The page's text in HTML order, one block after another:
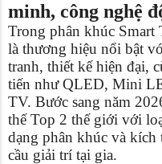
minh, công nghệ
Trong phân khúc
là thương hiệu nổi bật
tranh, thiết kế hiện đại,
tiến như QLED, Mini
TV. Bước sang năm
thế Top 2 thế giới với
dạng phân khúc và
cầu giải trí tại gia.